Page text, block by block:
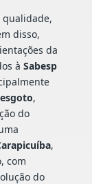
qualidade,
disso,
da
à Sabesp
esgoto,
do
,
com
do